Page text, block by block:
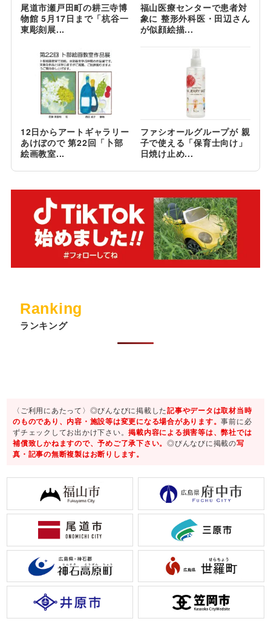
尾道市瀬戸田町の耕三寺博
物館 5月17日まで「杭谷一
東彫刻展...
福山医療センターで患者対
象に 整形外科医・田辺さん
が似顔絵描...
12日からアートギャラリー
あけぼので 第22回「卜部
絵画教室...
ファシオールグループが 親
子で使える「保育士向け」
日焼け止め...
Ranking
ランキング
〈ご利用にあたって〉◎びんなびに掲載した記事やデータは取材当時
のものであり、内容・施設等は変更になる場合があります。事前に必
ずチェックしてお出かけ下さい。掲載内容による損害等は、弊社では
補償致しかねますので、予めご了承下さい。◎びんなびに掲載の写
真・記事の無断複製はお断りします。